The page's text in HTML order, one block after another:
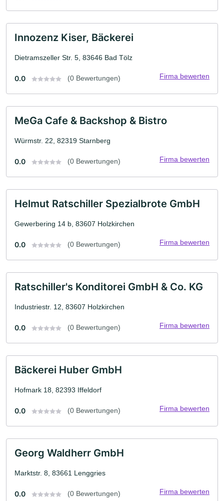
Innozenz Kiser, Bäckerei
Dietramszeller Str. 5, 83646 Bad Tölz
0.0 (0 Bewertungen) Firma bewerten
MeGa Cafe & Backshop & Bistro
Würmstr. 22, 82319 Starnberg
0.0 (0 Bewertungen) Firma bewerten
Helmut Ratschiller Spezialbrote GmbH
Gewerbering 14 b, 83607 Holzkirchen
0.0 (0 Bewertungen) Firma bewerten
Ratschiller's Konditorei GmbH & Co. KG
Industriestr. 12, 83607 Holzkirchen
0.0 (0 Bewertungen) Firma bewerten
Bäckerei Huber GmbH
Hofmark 18, 82393 Iffeldorf
0.0 (0 Bewertungen) Firma bewerten
Georg Waldherr GmbH
Marktstr. 8, 83661 Lenggries
0.0 (0 Bewertungen) Firma bewerten